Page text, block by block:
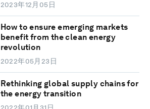
2023年12月05日
How to ensure emerging markets
benefit from the clean energy
revolution
2022年05月23日
Rethinking global supply chains for
the energy transition